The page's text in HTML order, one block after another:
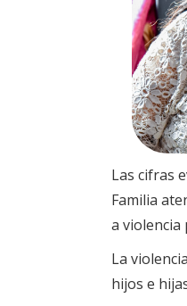
Las cifras
Familia
a violencia
La
hijos e